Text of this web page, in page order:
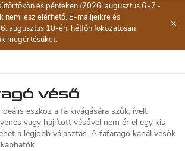
és pénteken (2026. augusztus 6.-7.-
nem lesz elérhető. E-mailjeikre és
augusztus 10-én, hétfőn fokozatosan
megértésüket.
véső
eszköz a fa kivágására szűk, ívelt
vagy hajlított vésővel nem ér el egy kis
a legjobb választás. A fafaragó kanál vésők